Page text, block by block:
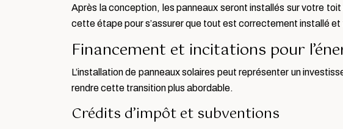
Après la conception, les panneaux seront installés sur votre
cette étape pour s’assurer que tout est correctement installé et
Financement et incitations pour
L’installation de panneaux solaires peut représenter un
rendre cette transition plus abordable.
Crédits d’impôt et subventions